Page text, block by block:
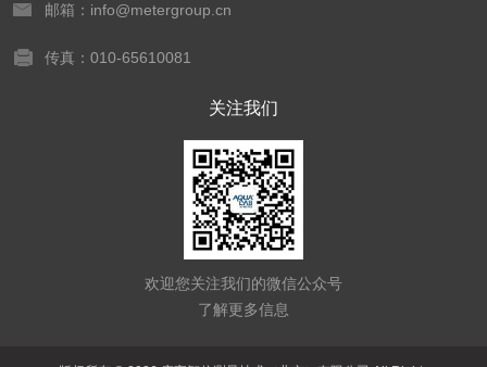
邮箱：info@metergroup.cn
传真：010-65610081
关注我们
欢迎您关注我们的微信公众号
了解更多信息